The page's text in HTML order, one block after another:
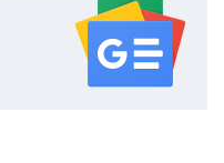
google news